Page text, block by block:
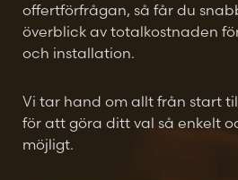
offertförfrågan, så får du
överblick av totalkostnaden
och installation.
Vi tar hand om allt från start
för att göra ditt val så enkelt
möjligt.